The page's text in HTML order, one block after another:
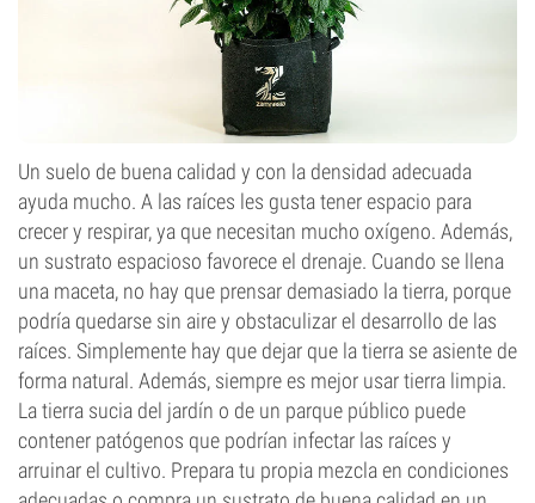
Un suelo de buena calidad y con la densidad adecuada
ayuda mucho. A las raíces les gusta tener espacio para
crecer y respirar, ya que necesitan mucho oxígeno. Además,
un sustrato espacioso favorece el drenaje. Cuando se llena
una maceta, no hay que prensar demasiado la tierra, porque
podría quedarse sin aire y obstaculizar el desarrollo de las
raíces. Simplemente hay que dejar que la tierra se asiente de
forma natural. Además, siempre es mejor usar tierra limpia.
La tierra sucia del jardín o de un parque público puede
contener patógenos que podrían infectar las raíces y
arruinar el cultivo. Prepara tu propia mezcla en condiciones